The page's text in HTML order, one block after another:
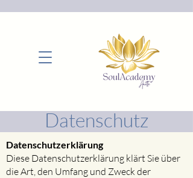
Datenschutz
Datenschutzerklärung​
Diese Datenschutzerklärung klärt Sie über
die Art, den Umfang und Zweck der